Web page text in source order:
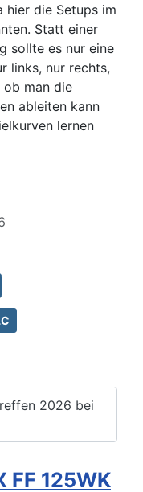
hier die Setups im
Statt einer
sollte es nur eine
links, nur rechts,
ob man die
ableiten kann
lernen
2026 bei
FF 125WK